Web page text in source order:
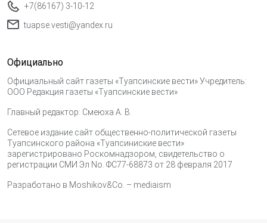
+7(86167) 3-10-12
tuapse.vesti@yandex.ru
Официально
Официальный сайт газеты «Туапсинские вести» Учредитель:
ООО Редакция газеты «Туапсинские вести»
Главный редактор: Смеюха А. В.
Сетевое издание сайт общественно-политической газеты
Туапсинского района «Туапсиниские вести»
зарегистрировано Роскомнадзором, свидетельство о
регистрации СМИ Эл No. ФС77-68873 от 28 февраля 2017
Разработано в Moshikov&Co. – mediaism